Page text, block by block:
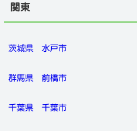
関東
茨城県 水戸市
群馬県 前橋市
千葉県 千葉市